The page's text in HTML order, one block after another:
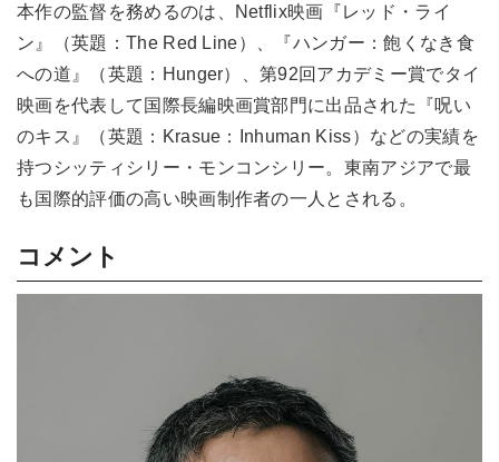
本作の監督を務めるのは、Netflix映画『レッド・ライ
ン』（英題：The Red Line）、『ハンガー：飽くなき食
への道』（英題：Hunger）、第92回アカデミー賞でタイ
映画を代表して国際長編映画賞部門に出品された『呪い
のキス』（英題：Krasue：Inhuman Kiss）などの実績を
持つシッティシリー・モンコンシリー。東南アジアで最
も国際的評価の高い映画制作者の一人とされる。
コメント